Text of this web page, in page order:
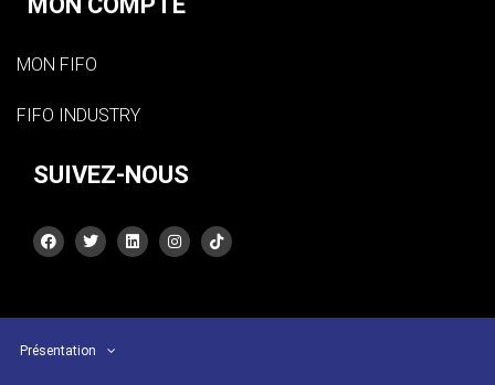
MON FIFO
FIFO INDUSTRY
SUIVEZ-NOUS
Présentation